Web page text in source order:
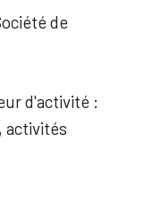
de
d'activité :
activités